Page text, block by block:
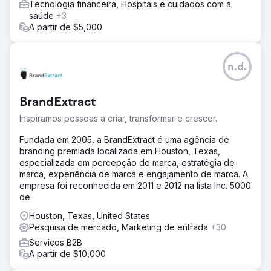
Tecnologia financeira, Hospitais e cuidados com a
saúde +3
A partir de $5,000
BrandExtract
Inspiramos pessoas a criar, transformar e crescer.
n.d.
Fundada em 2005, a BrandExtract é uma agência de
branding premiada localizada em Houston, Texas,
especializada em percepção de marca, estratégia de
marca, experiência de marca e engajamento de marca. A
empresa foi reconhecida em 2011 e 2012 na lista Inc. 5000
de
Houston, Texas, United States
Pesquisa de mercado, Marketing de entrada +30
Serviços B2B
A partir de $10,000